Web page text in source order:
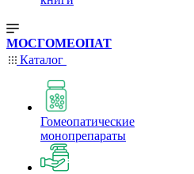
МОСГОМЕОПАТ
Каталог
Гомеопатические
монопрепараты